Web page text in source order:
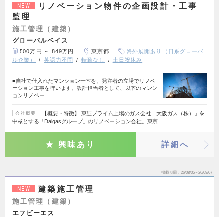
NEW
リノベーション物件の企画設計・工事
監理
施工管理（建築）
グローバルベイス
500万円 ～ 849万円 東京都
海外展開あり（日系グローバ
ル企業）
英語力不問 転勤なし 土日祝休み
■自社で仕入れたマンション一室を、発注者の立場でリノベ
ーション工事を行います。設計担当者として、以下のマンシ
ョンリノベー…
会社概要
【概要・特徴】 東証プライム上場のガス会社「大阪ガス（株）」を
中核とする「Daigasグループ」のリノベーション会社。東京…
興味あり 詳細へ
掲載期間 26/08/05～26/09/07
NEW 建築施工管理
施工管理（建築）
エフビーエス